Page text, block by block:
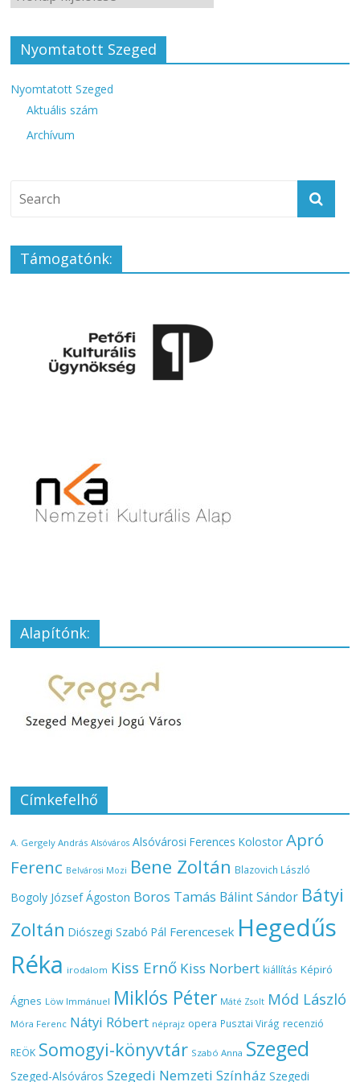
Nyomtatott Szeged
Nyomtatott Szeged
Aktuális szám
Archívum
Támogatónk:
Alapítónk:
Címkefelhő
A. Gergely András Alsóváros Alsóvárosi Ferences Kolostor Apró
Ferenc Belvárosi Mozi Bene Zoltán Blazovich László
Bogoly József Ágoston Boros Tamás Bálint Sándor Bátyi
Zoltán Diószegi Szabó Pál Ferencesek Hegedűs
Réka irodalom Kiss Ernő Kiss Norbert kiállítás Képiró
Ágnes Löw Immánuel Miklós Péter Máté Zsolt Mód László
Móra Ferenc Nátyi Róbert néprajz opera Pusztai Virág recenzió
REÖK Somogyi-könyvtár Szabó Anna Szeged
Szeged-Alsóváros Szegedi Nemzeti Színház Szegedi